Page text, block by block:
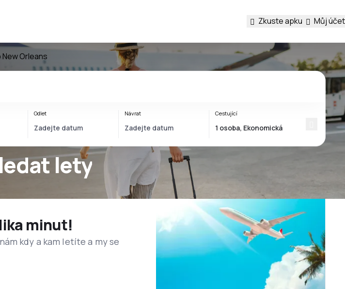
Zkuste apku Můj účet
Orleans
lety
Odlet Návrat Cestující
minut!
kdy a kam letíte a my se